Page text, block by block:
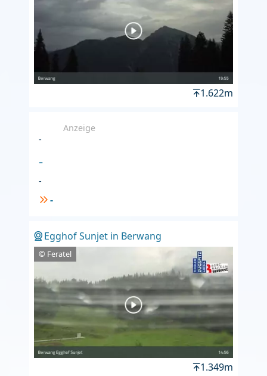
1.622m
Anzeige
-
-
-
-
Egghof Sunjet in Berwang
© Feratel
1.349m